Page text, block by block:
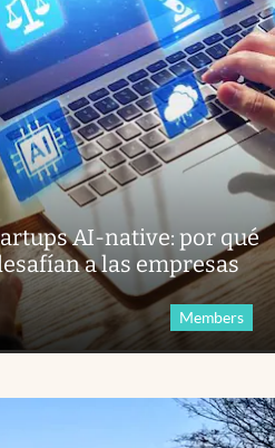
AI-native: por qué
a las empresas
Members